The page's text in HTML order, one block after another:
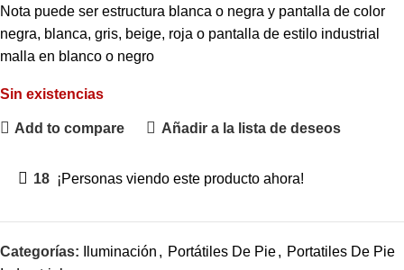
Nota puede ser estructura blanca o negra y pantalla de color
negra, blanca, gris, beige, roja o pantalla de estilo industrial
malla en blanco o negro
Sin existencias
Add to compare Añadir a la lista de deseos
18 ¡Personas viendo este producto ahora!
Categorías: Iluminación , Portátiles De Pie, Portatiles De Pie